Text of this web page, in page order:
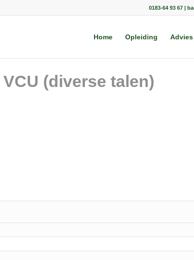
0183-64 93 67 |
Home Opleiding Advies
(diverse talen)